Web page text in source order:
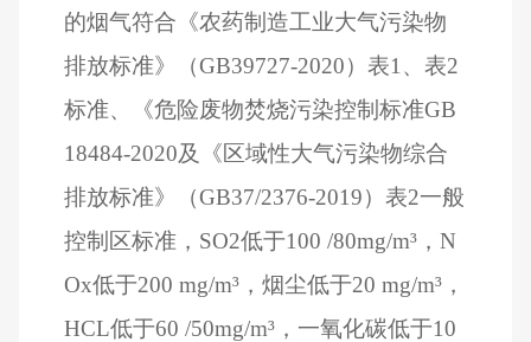
的烟气符合《农药制造工业大气污染物
排放标准》（GB39727-2020）表1 、表2
标准、《危险废物焚烧污染控制标准GB
18484-2020及《区域性大气污染物综合
排放标准》（GB37/2376-2019）表2一般
控制区标准， SO2低于100 /80mg/m³，N
Ox低于200 mg/m³，烟尘低于20 mg/m³，
HCL低于60 /50mg/m³，一氧化碳低于10